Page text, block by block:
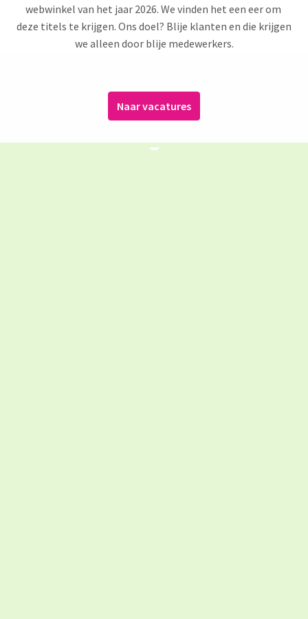
webwinkel van het jaar 2026. We vinden het een eer om
deze titels te krijgen. Ons doel? Blije klanten en die krijgen
we alleen door blije medewerkers.
Naar vacatures